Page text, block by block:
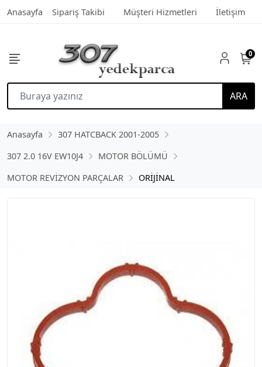
Anasayfa Sipariş Takibi Müşteri Hizmetleri İletişim
ARA
0
Anasayfa
307 HATCBACK 2001-2005
307 2.0 16V EW10J4
MOTOR BÖLÜMÜ
MOTOR REVİZYON PARÇALAR
ORİJİNAL